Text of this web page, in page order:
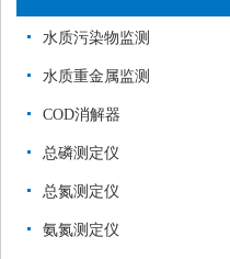
水质污染物监测
水质重金属监测
COD消解器
总磷测定仪
总氮测定仪
氨氮测定仪